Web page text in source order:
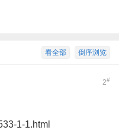
倒序浏览
看全部
2#
1-1.html